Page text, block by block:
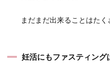
まだまだ出来ることはたく
妊活にもファスティング